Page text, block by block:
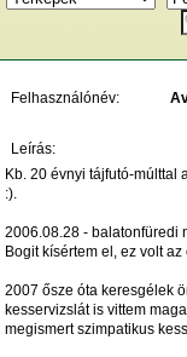
Felhasználónév:
Leírás:
Kb. 20 évnyi tájfutó-múlttal
:).
2006.08.28 - balatonfüredi
Bogit kísértem el, ez volt
2007 ősze óta keresgélek
kesservizslát is vittem
megismert szimpatikus